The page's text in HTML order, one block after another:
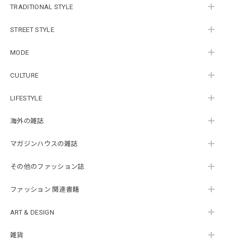
TRADITIONAL STYLE
STREET STYLE
MODE
CULTURE
LIFESTYLE
海外の雑誌
マガジンハウスの雑誌
その他のファッション誌
ファッション 関連書籍
ART & DESIGN
雑貨